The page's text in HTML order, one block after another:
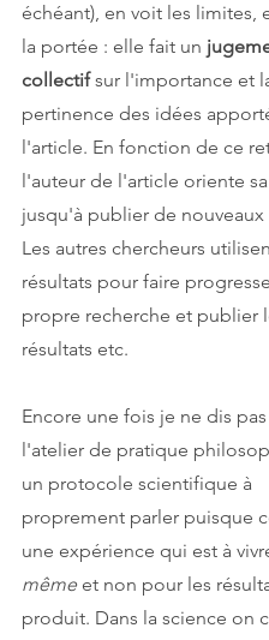
échéant), en voit les limites,
la portée : elle fait un
collectif sur l'importance et
pertinence des idées
l'article. En fonction de ce
l'auteur de l'article oriente
jusqu'à publier de nouveaux
Les autres chercheurs
résultats pour faire
propre recherche et publier
résultats etc.
Encore une fois je ne dis
l'atelier de pratique
un protocole scientifique à
proprement parler puisque
une expérience qui est à
même et non pour les
produit. Dans la science on